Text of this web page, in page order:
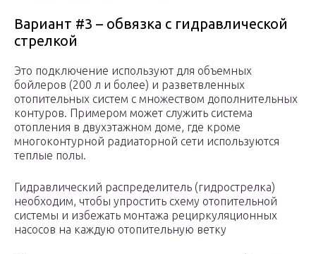
Вариант #3 – обвязка с гидравлической
стрелкой
Это подключение используют для объемных
бойлеров (200 л и более) и разветвленных
отопительных систем с множеством дополнительных
контуров. Примером может служить система
отопления в двухэтажном доме, где кроме
многоконтурной радиаторной сети используются
теплые полы.
Гидравлический распределитель (гидрострелка)
необходим, чтобы упростить схему отопительной
системы и избежать монтажа рециркуляционных
насосов на каждую отопительную ветку